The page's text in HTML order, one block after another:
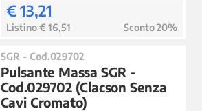
€ 13,21
Listino€ 16,51 Sconto 20%
SGR - Cod.029702
Pulsante Massa SGR -
Cod.029702 (Clacson Senza
Cavi Cromato)